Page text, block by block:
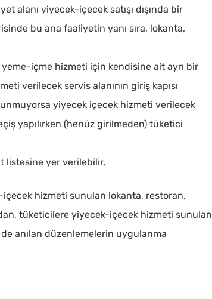
alanı yiyecek-içecek satışı dışında bir
bu ana faaliyetin yanı sıra, lokanta,
içme hizmeti için kendisine ait ayrı bir
verilecek servis alanının giriş kapısı
yiyecek içecek hizmeti verilecek
yapılırken (henüz girilmeden) tüketici
listesine yer verilebilir,
hizmeti sunulan lokanta, restoran,
tüketicilere yiyecek-içecek hizmeti sunulan
anılan düzenlemelerin uygulanma